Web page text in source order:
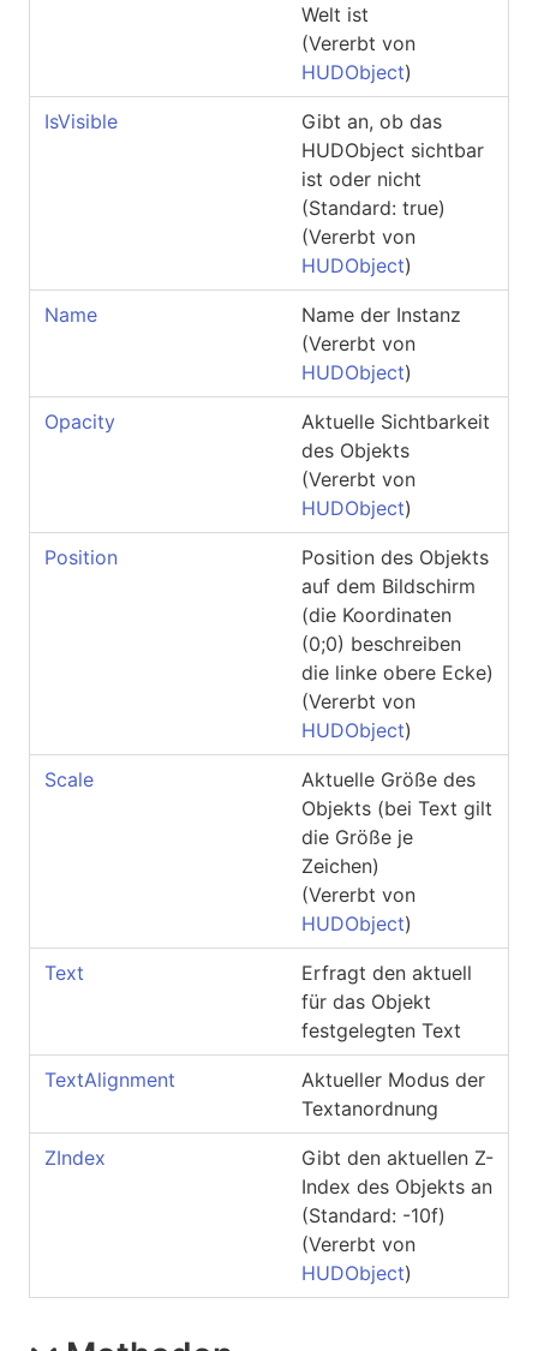
Welt ist
(Vererbt von
HUDObject)
IsVisible
Gibt an, ob das
HUDObject sichtbar
ist oder nicht
(Standard: true)
(Vererbt von
HUDObject)
Name
Name der Instanz
(Vererbt von
HUDObject)
Opacity
Aktuelle Sichtbarkeit
des Objekts
(Vererbt von
HUDObject)
Position
Position des Objekts
auf dem Bildschirm
(die Koordinaten
(0;0) beschreiben
die linke obere Ecke)
(Vererbt von
HUDObject)
Scale
Aktuelle Größe des
Objekts (bei Text gilt
die Größe je
Zeichen)
(Vererbt von
HUDObject)
Text
Erfragt den aktuell
für das Objekt
festgelegten Text
TextAlignment
Aktueller Modus der
Textanordnung
ZIndex
Gibt den aktuellen Z-
Index des Objekts an
(Standard: -10f)
(Vererbt von
HUDObject)